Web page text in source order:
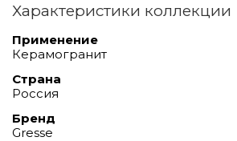
Характеристики коллекции
Применение
Керамогранит
Страна
Россия
Бренд
Gresse